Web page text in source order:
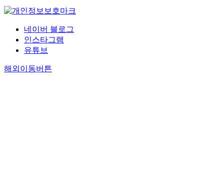
네이버 블로그
인스타그램
유튜브
해외이동버튼